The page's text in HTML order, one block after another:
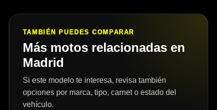
TAMBIÉN PUEDES COMPARAR
Más motos relacionadas en
Madrid
Si este modelo te interesa, revisa también
opciones por marca, tipo, carnet o estado del
vehículo.